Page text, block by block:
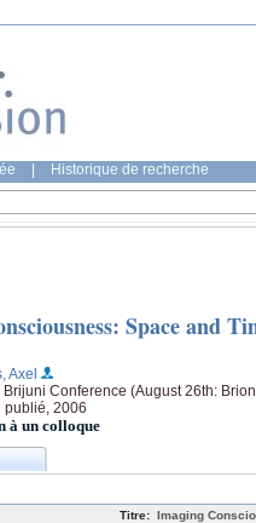
Historique de recherche
Space and
Axel
Brijuni Conference (August 26th:
publié, 2006
à un colloque
Titre: Imaging